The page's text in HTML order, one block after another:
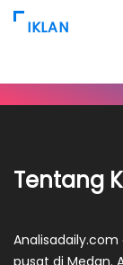
IKLAN
Tentang
pusat di Medan.